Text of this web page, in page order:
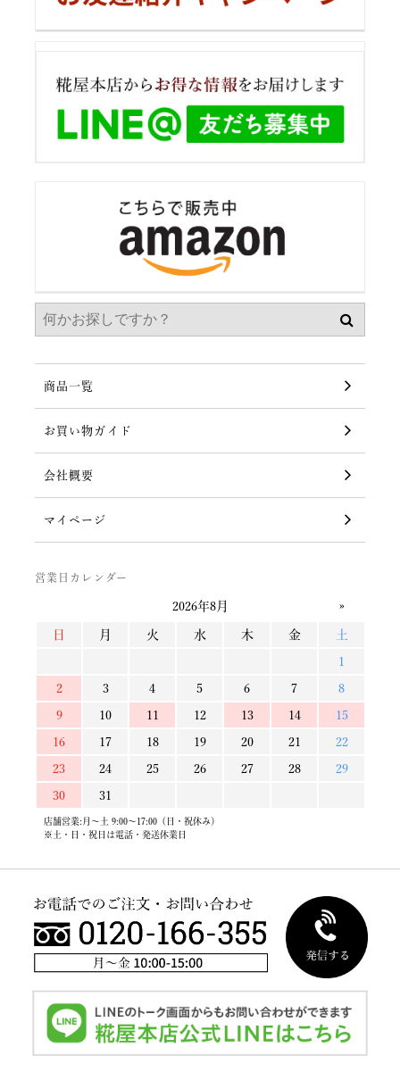
商品一覧
お買い物ガイド
会社概要
マイページ
営業日カレンダー